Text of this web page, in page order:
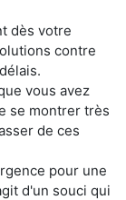
dès votre
contre
vous avez
se montrer très
de ces
pour une
d'un souci qui